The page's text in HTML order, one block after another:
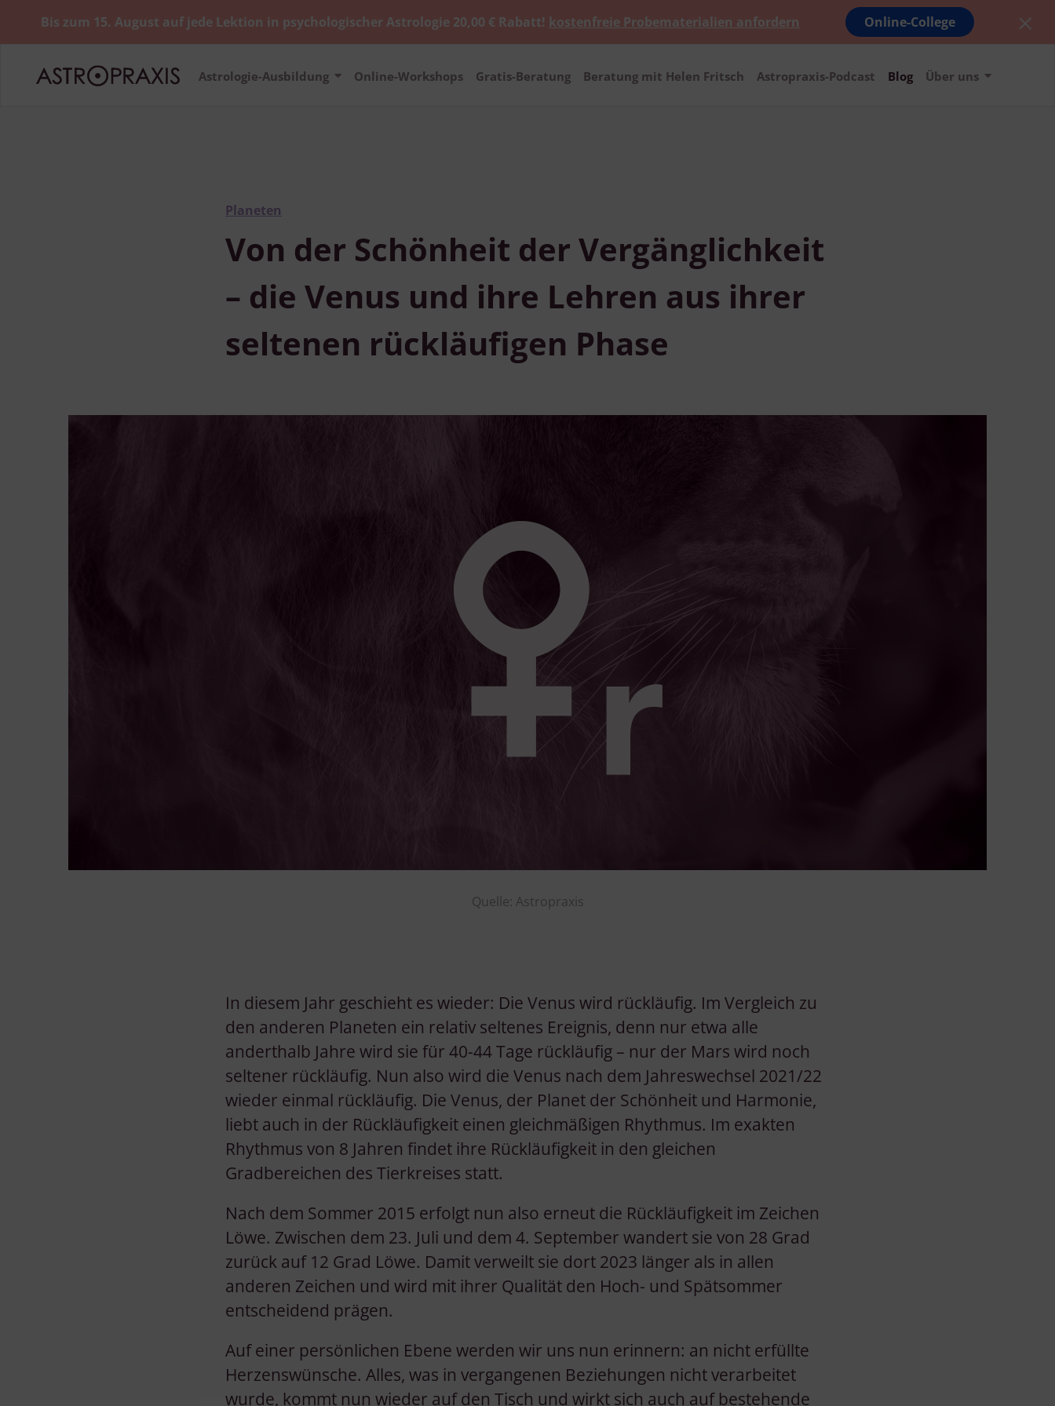
Bis zum 15. August auf jede Lektion in psychologischer Astrologie 20,00 € Rabatt! kostenfreie Probematerialien anfordern Online-College
Astrologie-Ausbildung Online-Workshops Gratis-Beratung Beratung mit Helen Fritsch Astropraxis-Podcast Blog Über uns
Quelle: Astropraxis
Planeten
Von der Schönheit der Vergänglichkeit
– die Venus und ihre Lehren aus ihrer
seltenen rückläufigen Phase
In diesem Jahr geschieht es wieder: Die Venus wird rückläufig. Im Vergleich zu
den anderen Planeten ein relativ seltenes Ereignis, denn nur etwa alle
anderthalb Jahre wird sie für 40-44 Tage rückläufig – nur der Mars wird noch
seltener rückläufig. Nun also wird die Venus nach dem Jahreswechsel 2021/22
wieder einmal rückläufig. Die Venus, der Planet der Schönheit und Harmonie,
liebt auch in der Rückläufigkeit einen gleichmäßigen Rhythmus. Im exakten
Rhythmus von 8 Jahren findet ihre Rückläufigkeit in den gleichen
Gradbereichen des Tierkreises statt.
Nach dem Sommer 2015 erfolgt nun also erneut die Rückläufigkeit im Zeichen
Löwe. Zwischen dem 23. Juli und dem 4. September wandert sie von 28 Grad
zurück auf 12 Grad Löwe. Damit verweilt sie dort 2023 länger als in allen
anderen Zeichen und wird mit ihrer Qualität den Hoch- und Spätsommer
entscheidend prägen.
Auf einer persönlichen Ebene werden wir uns nun erinnern: an nicht erfüllte
Herzenswünsche. Alles, was in vergangenen Beziehungen nicht verarbeitet
wurde, kommt nun wieder auf den Tisch und wirkt sich auch auf bestehende